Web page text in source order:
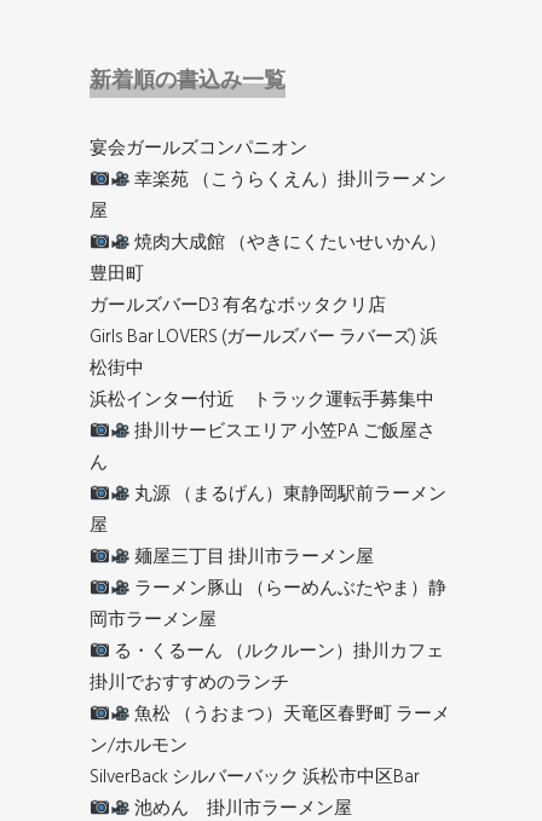
新着順の書込み一覧
宴会ガールズコンパニオン
幸楽苑 （こうらくえん）掛川ラーメン
屋
焼肉大成館 （やきにくたいせいかん）
豊田町
ガールズバーD3 有名なボッタクリ店
Girls Bar LOVERS (ガールズバー ラバーズ) 浜
松街中
浜松インター付近 トラック運転手募集中
掛川サービスエリア 小笠PA ご飯屋さ
ん
丸源 （まるげん）東静岡駅前ラーメン
屋
麺屋三丁目 掛川市ラーメン屋
ラーメン豚山 （らーめんぶたやま）静
岡市ラーメン屋
る・くるーん （ルクルーン）掛川カフェ
掛川でおすすめのランチ
魚松 （うおまつ）天竜区春野町 ラーメ
ン/ホルモン
SilverBack シルバーバック 浜松市中区Bar
池めん 掛川市ラーメン屋